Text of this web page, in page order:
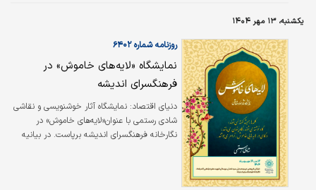
یکشنبه، ۱۳ مهر ۱۴۰۴
روزنامه شماره ۶۴۰۲
نمایشگاه «لایه‌های خاموش» در
فرهنگسرای اندیشه
دنیای اقتصاد: نمایشگاه آثار خوشنویسی و نقاشی
شادی رستمی با عنوان«لایه‌های خاموش» در
نگارخانه فرهنگسرای اندیشه برپاست. در بیانیه